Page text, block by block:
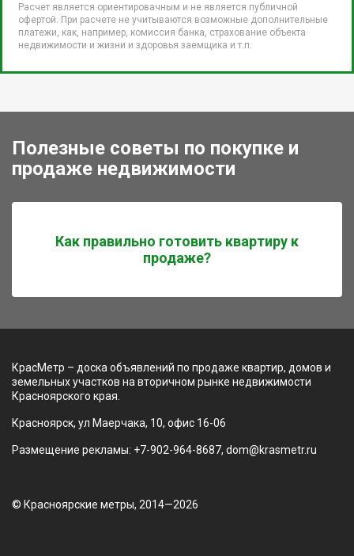
Расчет является ориентировачным и не является публичной
офертой. При расчете не учитываются возможные дополнительные
платежи, как, например, комиссия банка, страхование объекта
недвижимости и жизни и здоровья заемщика и т.п.
Полезные советы по покупке и
продаже недвижимости
Как правильно готовить квартиру к
продаже?
КрасМетр – доска объявлений по продаже квартир, домов и
земельных участков на вторичном рынке недвижимости
Красноярского края.
Красноярск, ул Маерчака, 10, офис 16-06
Размещение рекламы: +7-902-964-8687, dom@krasmetr.ru
© Красноярские метры, 2014—2026